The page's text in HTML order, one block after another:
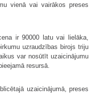
vienā vai vairākos preses
ir 90000 latu vai lielāka,
uzraudzības birojs triju
var nosūtīt uzaicinājumu
resursā.
uzaicināju­mā, preses